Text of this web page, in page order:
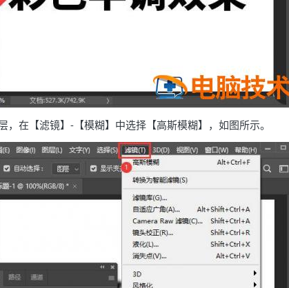
，在【滤镜】-【模糊】中选择【高斯模糊】，如图所示。